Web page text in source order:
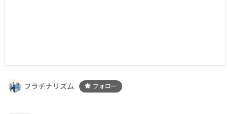
フラチナリズム フォロー